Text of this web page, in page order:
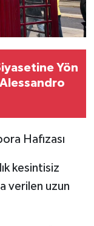
Yön
Hafızası
kesintisiz
verilen uzun